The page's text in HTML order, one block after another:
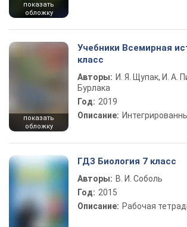
показать
обложку
показать
обложку
Учебники Всемирная
класс
Авторы: И. Я. Щупак, И. А.
Бурлака
Год: 2019
Описание:
ГДЗ Биология 7 класс
Авторы: В. И. Соболь
Год: 2015
Описание: Рабочая